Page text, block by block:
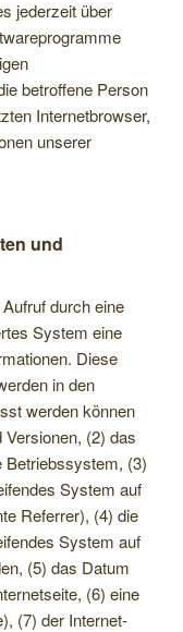
jederzeit über
betroffene Person
Internetbrowser,
unserer
und
durch eine
System eine
Diese
in den
werden können
(2) das
(3)
System auf
Referrer), (4) die
System auf
(5) das Datum
(6) eine
(7) der Internet-